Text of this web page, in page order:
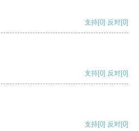
支持[0] 反对[0]
支持[0] 反对[0]
支持[0] 反对[0]